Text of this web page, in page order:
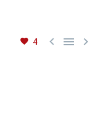
4   